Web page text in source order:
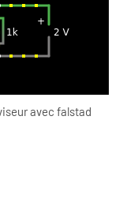
avec falstad